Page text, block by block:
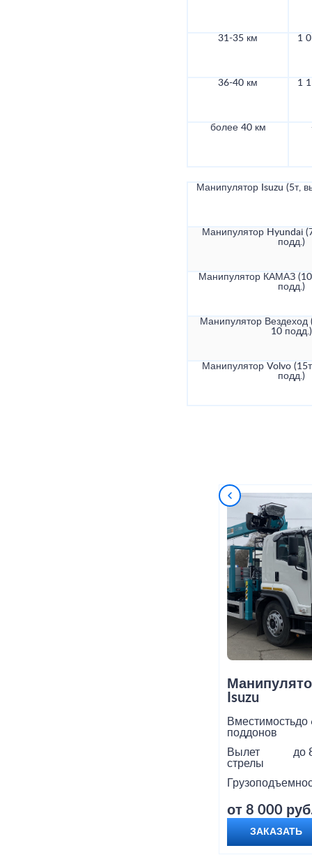
31-35 км 1
36-40 км 1
более 40 км
Манипулятор Isuzu (5т,
Манипулятор Hyundai
подд.)
Манипулятор КАМАЗ
подд.)
Манипулятор Вездеход
10 подд.)
Манипулятор Volvo
подд.)
Isuzu
Вместимость
поддонов
до
Вылет
стрелы
до
от 8 000
ЗАКАЗАТЬ